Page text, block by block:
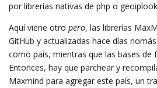
por librerías nativas de php o
Aquí viene otro pero, las librerías
GitHub y actualizadas hace días
como país, mientras que las bases de
Entonces, hay que parchear y
Maxmind para agregar este país, un